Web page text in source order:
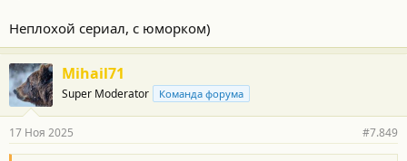
Неплохой сериал, с юморком)
Mihail71
Super Moderator Команда форума
17 Ноя 2025 #7.849